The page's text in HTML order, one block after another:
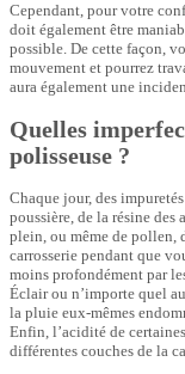
Cependant, pour votre
doit également être
possible. De cette façon,
mouvement et pourrez
aura également une
Quelles
polisseuse ?
Chaque jour, des
poussière, de la résine des
plein, ou même de pollen,
carrosserie pendant que
moins profondément par
Éclair ou n’importe quel
la pluie eux-mêmes
Enfin, l’acidité de
différentes couches de la